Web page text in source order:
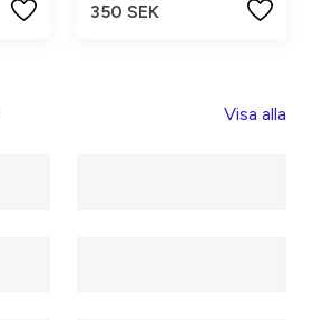
350 SEK
Visa alla